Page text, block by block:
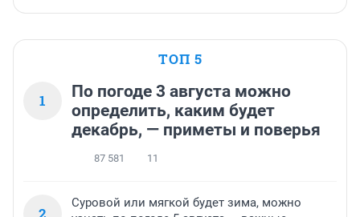
ТОП 5
1
По погоде 3 августа можно
определить, каким будет
декабрь, — приметы и поверья
87 581 11
2
Суровой или мягкой будет зима, можно